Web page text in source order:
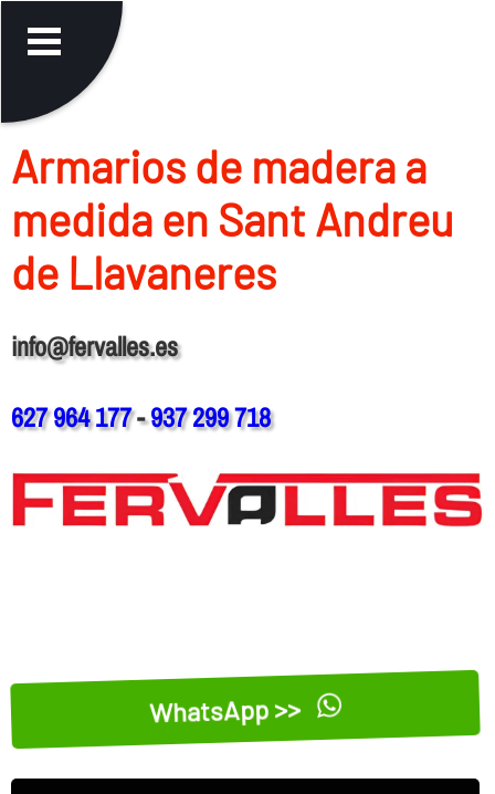
Armarios de madera a
medida en Sant Andreu
de Llavaneres
info@fervalles.es
627 964 177-937 299 718
WhatsApp >>